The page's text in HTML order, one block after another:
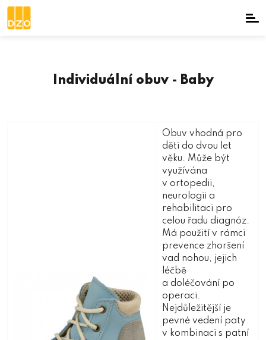
Individuální obuv - Baby
Obuv vhodná pro
děti do dvou let
věku. Může být
využívána
v ortopedii,
neurologii a
rehabilitaci pro
celou řadu diagnóz.
Má použití v rámci
prevence zhoršení
vad nohou, jejich
léčbě
a doléčování po
operaci.
Nejdůležitější je
pevné vedení paty
v kombinaci s patní